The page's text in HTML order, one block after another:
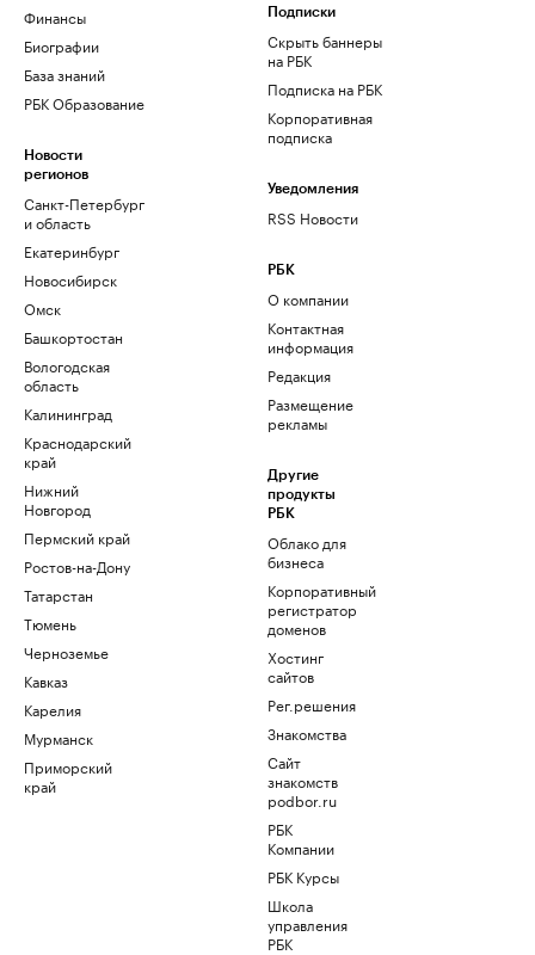
Финансы
Биографии
База знаний
РБК Образование
Новости
регионов
Санкт-Петербург
и область
Екатеринбург
Новосибирск
Омск
Башкортостан
Вологодская
область
Калининград
Краснодарский
край
Нижний
Новгород
Пермский край
Ростов-на-Дону
Татарстан
Тюмень
Черноземье
Кавказ
Карелия
Мурманск
Приморский
край
Подписки
Скрыть баннеры
на РБК
Подписка на РБК
Корпоративная
подписка
Уведомления
RSS Новости
РБК
О компании
Контактная
информация
Редакция
Размещение
рекламы
Другие
продукты
РБК
Облако для
бизнеса
Корпоративный
регистратор
доменов
Хостинг
сайтов
Рег.решения
Знакомства
Сайт
знакомств
podbor.ru
РБК
Компании
РБК Курсы
Школа
управления
РБК